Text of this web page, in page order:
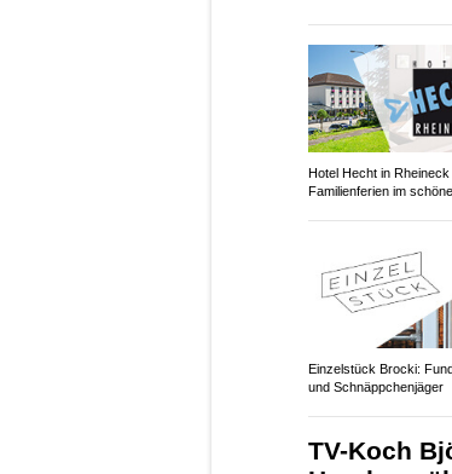
Hotel Hecht in
Familienferien im
Einzelstück Brocki:
und Schnäppchenjäger
TV-Koch